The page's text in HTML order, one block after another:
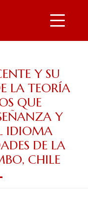
Y SU
LA TEORÍA
QUE
Y
IDIOMA
DE LA
CHILE